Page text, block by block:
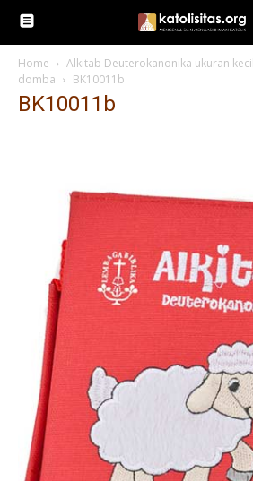
Home
Alkitab Deuterokanonika ukuran
domba
BK10011b
BK10011b